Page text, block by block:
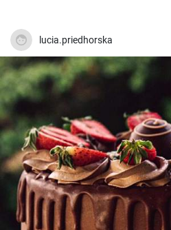
lucia.priedhorska